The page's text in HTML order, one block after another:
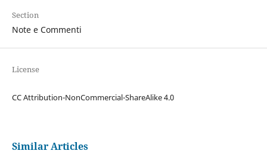
Section
Note e Commenti
License
CC Attribution-NonCommercial-ShareAlike 4.0
Similar Articles